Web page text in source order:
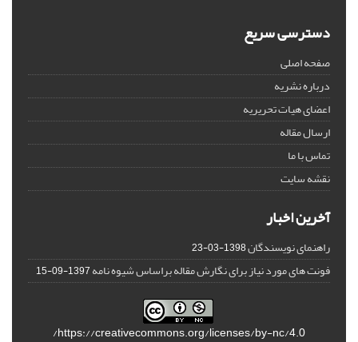
دسترسی سریع
صفحه اصلی
درباره نشریه
اعضای هیات تحریریه
ارسال مقاله
تماس با ما
نقشه سایت
آخرین اخبار
راهنمای نویسندگان1398-03-23
فونت های مورد نیاز برای نگارش مقاله براساس شیوه نامه1397-09-15
https://creativecommons.org/licenses/by-nc/4.0/